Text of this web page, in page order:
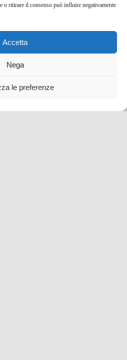
o ritirare il consenso può influire negativamente
Accetta
Nega
le preferenze